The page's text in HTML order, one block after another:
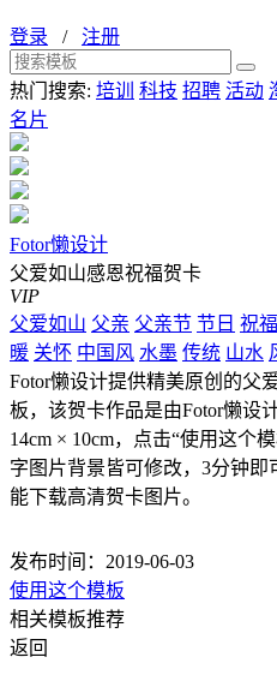
登录 / 注册
热门搜索: 培训 科技 招聘 活动
名片
Fotor懒设计
父爱如山感恩祝福贺卡
VIP
父爱如山 父亲 父亲节 节日 祝福
暖 关怀 中国风 水墨 传统 山水
Fotor懒设计提供精美原创的父
板，该贺卡作品是由Fotor懒设
14cm × 10cm，点击“使用这个
字图片背景皆可修改，3分钟
能下载高清贺卡图片。
发布时间：2019-06-03
使用这个模板
相关模板推荐
返回